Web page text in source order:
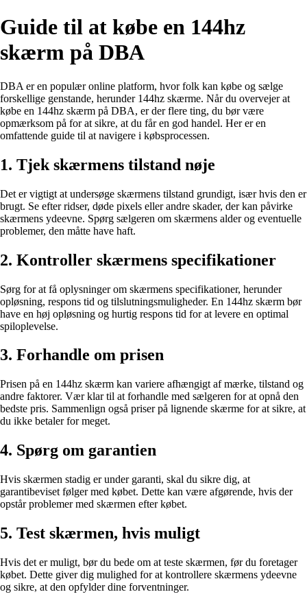
Guide til at købe en 144hz
skærm på DBA
DBA er en populær online platform, hvor folk kan købe og sælge
forskellige genstande, herunder 144hz skærme. Når du overvejer at
købe en 144hz skærm på DBA, er der flere ting, du bør være
opmærksom på for at sikre, at du får en god handel. Her er en
omfattende guide til at navigere i købsprocessen.
1. Tjek skærmens tilstand nøje
Det er vigtigt at undersøge skærmens tilstand grundigt, især hvis den er
brugt. Se efter ridser, døde pixels eller andre skader, der kan påvirke
skærmens ydeevne. Spørg sælgeren om skærmens alder og eventuelle
problemer, den måtte have haft.
2. Kontroller skærmens specifikationer
Sørg for at få oplysninger om skærmens specifikationer, herunder
opløsning, respons tid og tilslutningsmuligheder. En 144hz skærm bør
have en høj opløsning og hurtig respons tid for at levere en optimal
spiloplevelse.
3. Forhandle om prisen
Prisen på en 144hz skærm kan variere afhængigt af mærke, tilstand og
andre faktorer. Vær klar til at forhandle med sælgeren for at opnå den
bedste pris. Sammenlign også priser på lignende skærme for at sikre, at
du ikke betaler for meget.
4. Spørg om garantien
Hvis skærmen stadig er under garanti, skal du sikre dig, at
garantibeviset følger med købet. Dette kan være afgørende, hvis der
opstår problemer med skærmen efter købet.
5. Test skærmen, hvis muligt
Hvis det er muligt, bør du bede om at teste skærmen, før du foretager
købet. Dette giver dig mulighed for at kontrollere skærmens ydeevne
og sikre, at den opfylder dine forventninger.